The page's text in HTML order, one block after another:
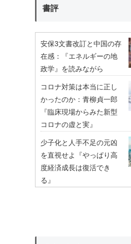
書評
安保3文書改訂と中国の存
在感：『エネルギーの地
政学』を読みながら
コロナ対策は本当に正し
かったのか：青柳貞一郎
『臨床現場からみた新型
コロナの虚と実』
少子化と人手不足の元凶
を直視せよ『やっぱり高
度経済成長は復活でき
る』